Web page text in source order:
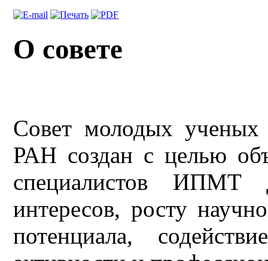
О совете
Совет молодых
РАН создан с целью
специалистов
интересов, росту
потенциала,